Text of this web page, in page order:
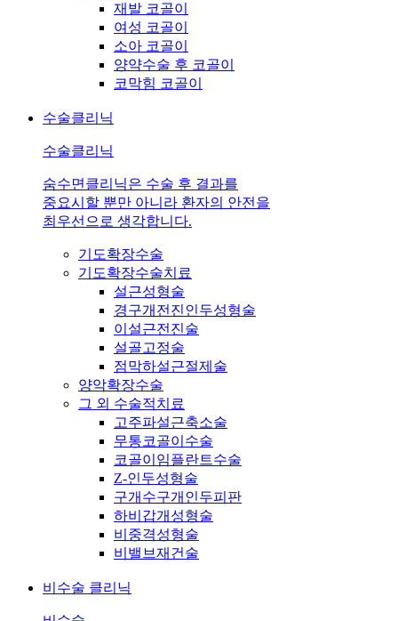
재발 코골이
여성 코골이
소아 코골이
양약수술 후 코골이
코막힘 코골이
수술클리닉
수술클리닉
숨수면클리닉은 수술 후 결과를
중요시할 뿐만 아니라 환자의 안전을
최우선으로 생각합니다.
기도확장수술
기도확장수술치료
설근성형술
경구개전진인두성형술
이설근전진술
설골고정술
점막하설근절제술
양악확장수술
그 외 수술적치료
고주파설근축소술
무통코골이수술
코골이임플란트수술
Z-인두성형술
구개수구개인두피판
하비갑개성형술
비중격성형술
비밸브재건술
비수술 클리닉